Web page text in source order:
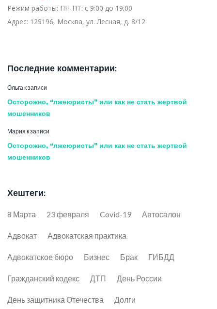
Режим работы: ПН-ПТ: с 9:00 до 19:00
Адрес: 125196, Москва, ул. Лесная, д. 8/12
Последние комментарии:
Ольга к записи
Осторожно, “лжеюристы” или как не стать жертвой
мошенников
Мария к записи
Осторожно, “лжеюристы” или как не стать жертвой
мошенников
Хештеги:
8 Марта 23 февраля Covid-19 Автосалон
Адвокат Адвокатская практика
Адвокатское бюро Бизнес Брак ГИБДД
Гражданский кодекс ДТП День России
День защитника Отечества Долги